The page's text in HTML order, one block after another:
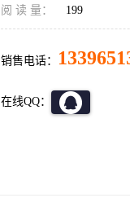
阅 读 量： 199
销售电话：
在线QQ：